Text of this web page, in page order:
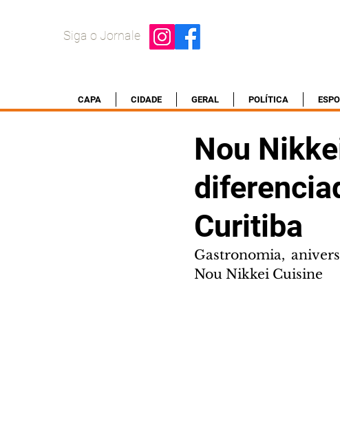
Siga o Jornale
CAPA CIDADE GERAL POLÍTICA
Nou
Curitiba
Gastronomia,
Nou Nikkei Cuisine